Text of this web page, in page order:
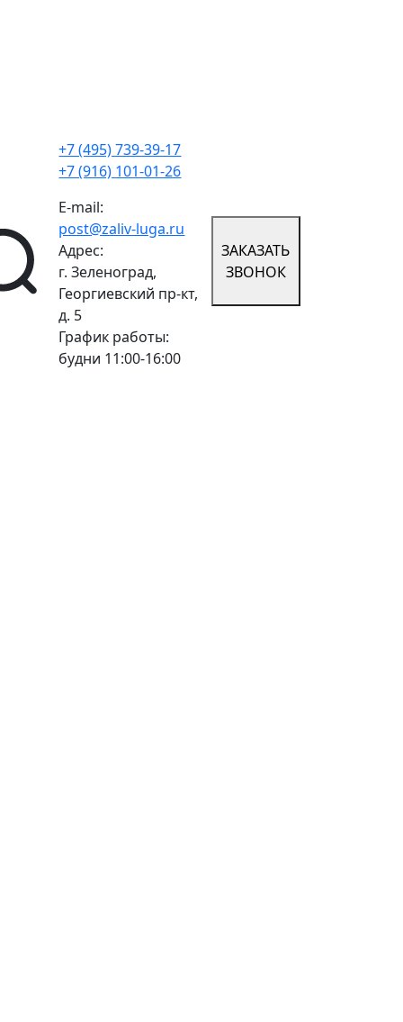
+7 (495) 739-39-17
+7 (916) 101-01-26
E-mail:
post@zaliv-luga.ru
Адрес:
г. Зеленоград,
Георгиевский пр-кт,
д. 5
График работы:
будни 11:00-16:00
ЗАКАЗАТЬ
ЗВОНОК